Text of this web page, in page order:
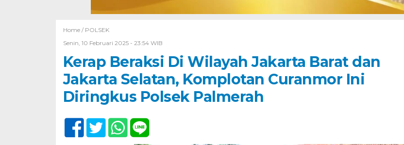
Home / POLSEK
Senin, 10 Februari 2025 - 23:54 WIB
Kerap Beraksi Di Wilayah Jakarta Barat dan
Jakarta Selatan, Komplotan Curanmor Ini
Diringkus Polsek Palmerah